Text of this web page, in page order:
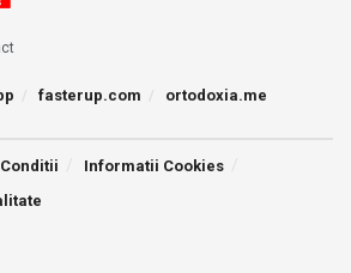
fasterup.com ortodoxia.me
Informatii Cookies